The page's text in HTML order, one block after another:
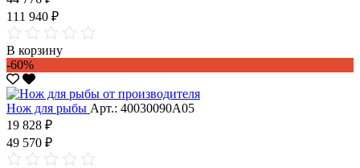
111 940 ₽
В корзину
-60%
Нож для рыбы Арт.: 40030090А05
19 828 ₽
49 570 ₽